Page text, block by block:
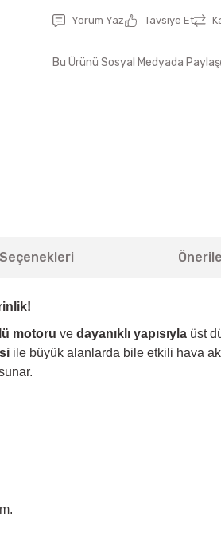
Yorum Yaz Tavsiye Et
Bu Ürünü Sosyal Medyada Paylaş
motoru ve dayanıklı yapısıyla üst
ile büyük alanlarda bile etkili hava